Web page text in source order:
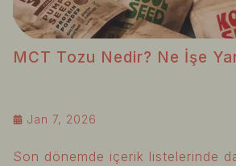
MCT Tozu Nedir? Ne İşe
Jan 7, 2026
Son dönemde içerik listelerinde